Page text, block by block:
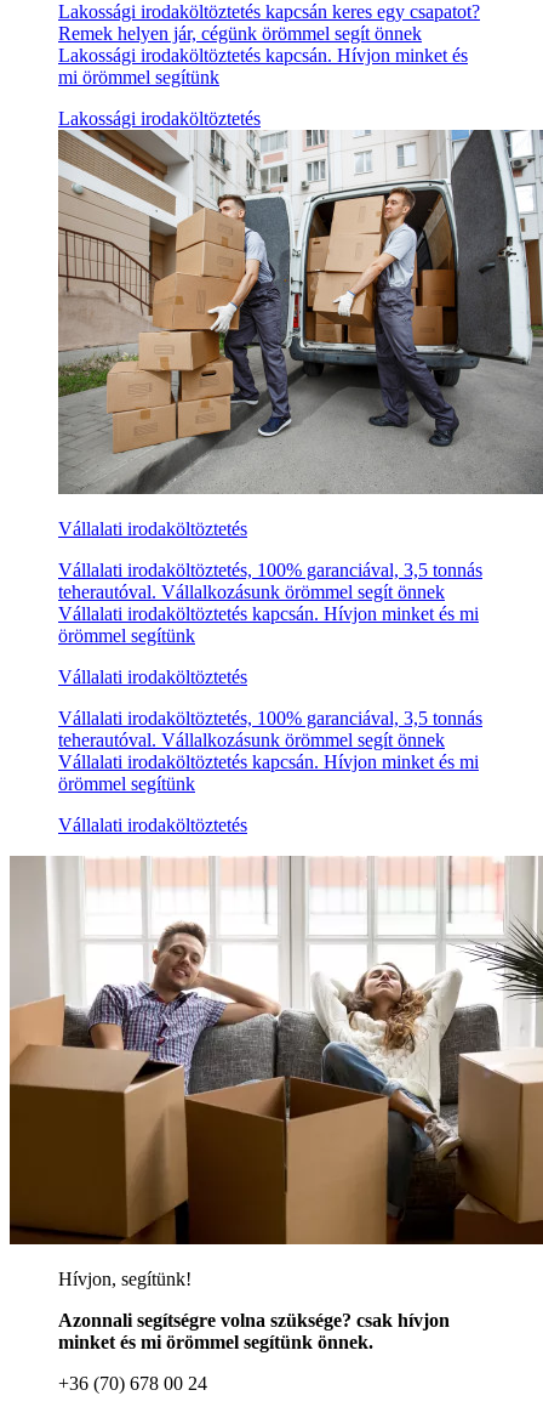
Lakossági irodaköltöztetés kapcsán keres egy csapatot?
Remek helyen jár, cégünk örömmel segít önnek
Lakossági irodaköltöztetés kapcsán. Hívjon minket és
mi örömmel segítünk
Lakossági irodaköltöztetés
Vállalati irodaköltöztetés
Vállalati irodaköltöztetés, 100% garanciával, 3,5 tonnás
teherautóval. Vállalkozásunk örömmel segít önnek
Vállalati irodaköltöztetés kapcsán. Hívjon minket és mi
örömmel segítünk
Vállalati irodaköltöztetés
Vállalati irodaköltöztetés, 100% garanciával, 3,5 tonnás
teherautóval. Vállalkozásunk örömmel segít önnek
Vállalati irodaköltöztetés kapcsán. Hívjon minket és mi
örömmel segítünk
Vállalati irodaköltöztetés
Hívjon, segítünk!
Azonnali segítségre volna szüksége? csak hívjon
minket és mi örömmel segítünk önnek.
+36 (70) 678 00 24